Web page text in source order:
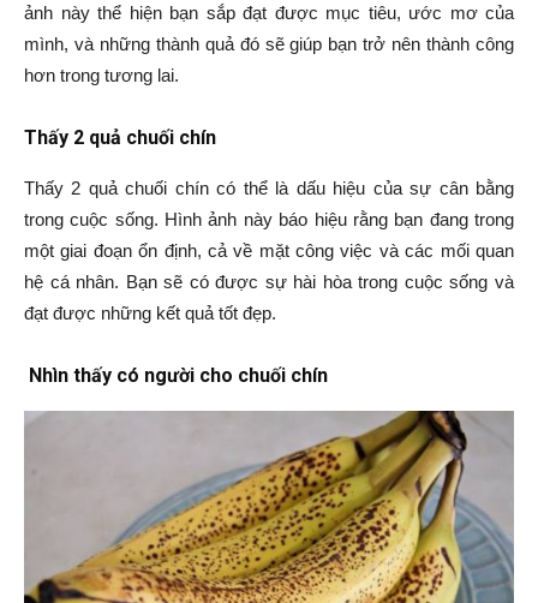
ảnh này thể hiện bạn sắp đạt được mục tiêu, ước mơ của
mình, và những thành quả đó sẽ giúp bạn trở nên thành công
hơn trong tương lai.
Thấy 2 quả chuối chín
Thấy 2 quả chuối chín có thể là dấu hiệu của sự cân bằng
trong cuộc sống. Hình ảnh này báo hiệu rằng bạn đang trong
một giai đoạn ổn định, cả về mặt công việc và các mối quan
hệ cá nhân. Bạn sẽ có được sự hài hòa trong cuộc sống và
đạt được những kết quả tốt đẹp.
Nhìn thấy có người cho chuối chín